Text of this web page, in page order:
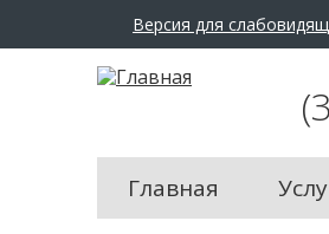
Размер шрифта: A
Версия для
Главная